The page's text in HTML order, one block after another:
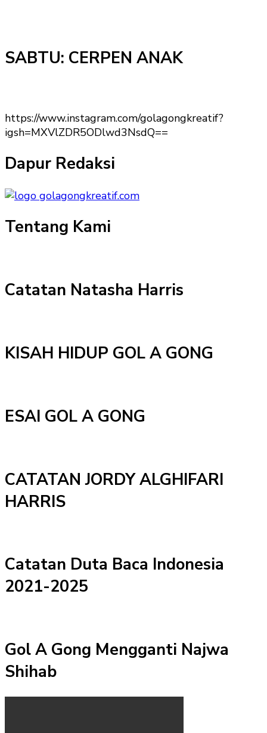
SABTU: CERPEN ANAK
https://www.instagram.com/golagongkreatif?
igsh=MXVlZDR5ODlwd3NsdQ==
Dapur Redaksi
Tentang Kami
Catatan Natasha Harris
KISAH HIDUP GOL A GONG
ESAI GOL A GONG
CATATAN JORDY ALGHIFARI
HARRIS
Catatan Duta Baca Indonesia
2021-2025
Gol A Gong Mengganti Najwa
Shihab